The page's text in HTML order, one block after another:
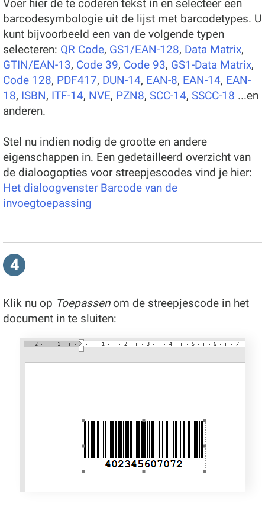
Voer hier de te coderen tekst in en selecteer een
barcodesymbologie uit de lijst met barcodetypes. U
kunt bijvoorbeeld een van de volgende typen
selecteren: QR Code, GS1/EAN-128, Data Matrix,
GTIN/EAN-13, Code 39, Code 93, GS1-Data Matrix,
Code 128, PDF417, DUN-14, EAN-8, EAN-14, EAN-
18, ISBN, ITF-14, NVE, PZN8, SCC-14, SSCC-18 ...en
anderen.
Stel nu indien nodig de grootte en andere
eigenschappen in. Een gedetailleerd overzicht van
de dialoogopties voor streepjescodes vind je hier:
Het dialoogvenster Barcode van de
invoegtoepassing
4
Klik nu op Toepassenom de streepjescode in het
document in te sluiten: